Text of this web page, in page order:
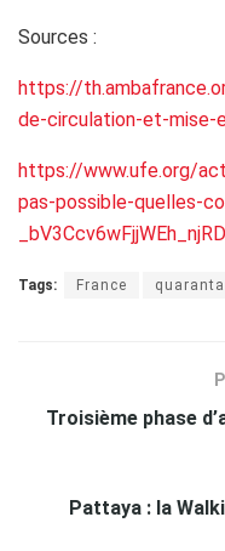
Sources :
https://
de-circulation-et-mise-
https://www.ufe.org/
pas-possible-quelles-
Tags: France
Troisième phase
Pattaya : la